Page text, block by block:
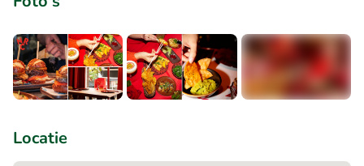
Locatie